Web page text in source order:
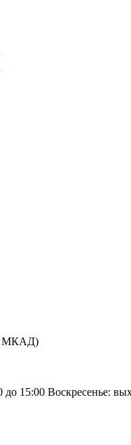
МКАД)
15:00 Воскресенье: